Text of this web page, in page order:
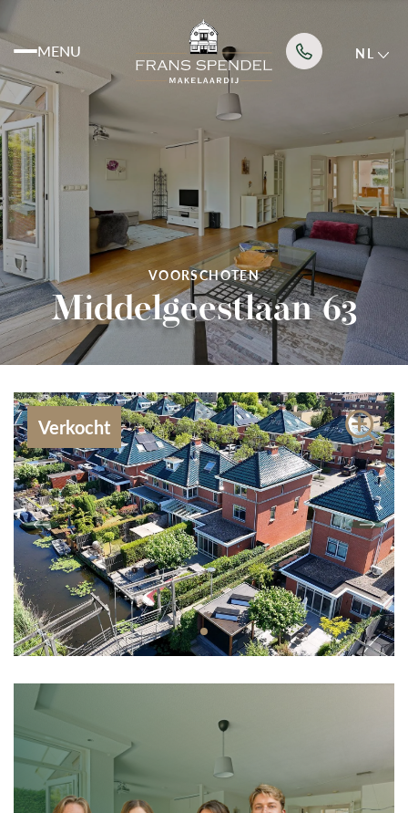
MENU NL
Aanbod
Diensten
Over ons
Nieuws
Contact
VOORSCHOTEN
Middelgeestlaan 63
Verkocht